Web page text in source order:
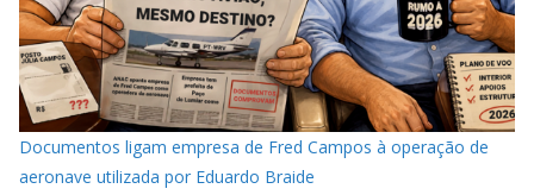
Documentos ligam empresa de Fred Campos à operação de
aeronave utilizada por Eduardo Braide